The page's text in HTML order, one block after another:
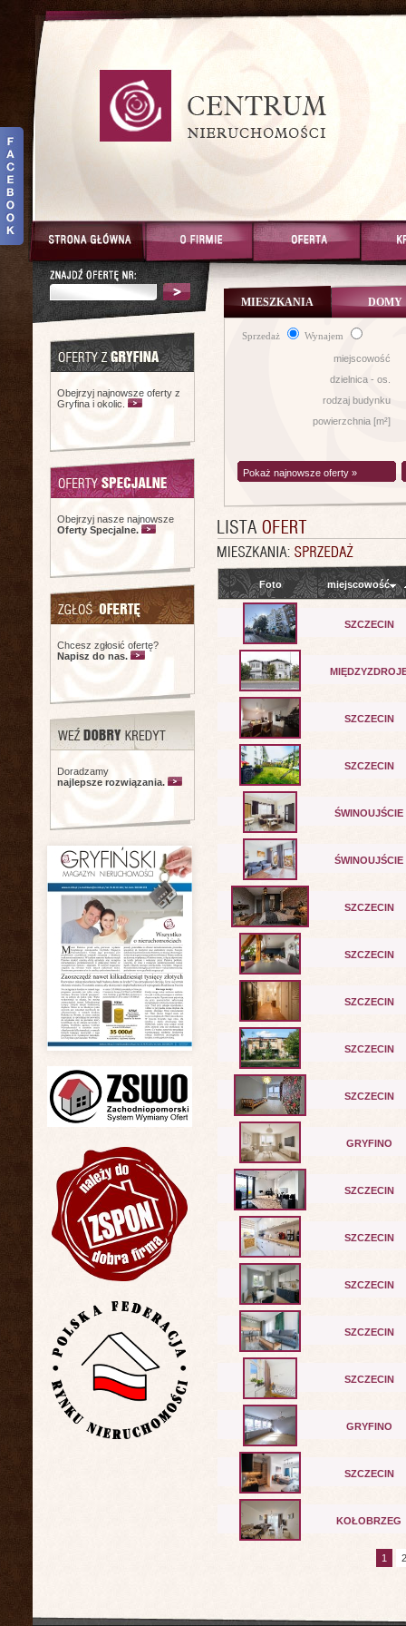
Obejrzyj najnowsze oferty z
Gryfina i okolic.
Obejrzyj nasze najnowsze
Oferty Specjalne.
Chcesz zgłosić ofertę?
Napisz do nas.
Doradzamy
najlepsze rozwiązania.
Sprzedaż Wynajem
MIESZKANIA DOMY
miejscowość
dzielnica - os.
rodzaj budynku
powierzchnia [m²]
Pokaż najnowsze oferty »
Foto miejscowość
SZCZECIN
SZCZECIN
SZCZECIN
ŚWINOUJŚCIE
ŚWINOUJŚCIE
SZCZECIN
SZCZECIN
SZCZECIN
SZCZECIN
SZCZECIN
GRYFINO
SZCZECIN
SZCZECIN
SZCZECIN
SZCZECIN
SZCZECIN
GRYFINO
SZCZECIN
KOŁOBRZEG
1 2